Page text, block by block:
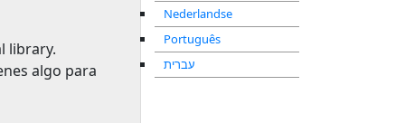
library.
algo para
Nederlandse
Português
עברית